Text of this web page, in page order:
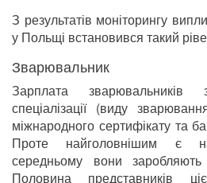
З результатів моніторингу
у Польщі встановився такий
Зварювальник
Зарплата
спеціалізації (виду
міжнародного сертифікату та
Проте найголовнішим є
середньому вони
Половина представників